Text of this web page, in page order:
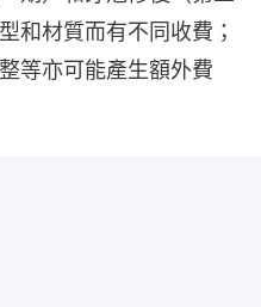
和材質而有不同收費；
等亦可能產生額外費